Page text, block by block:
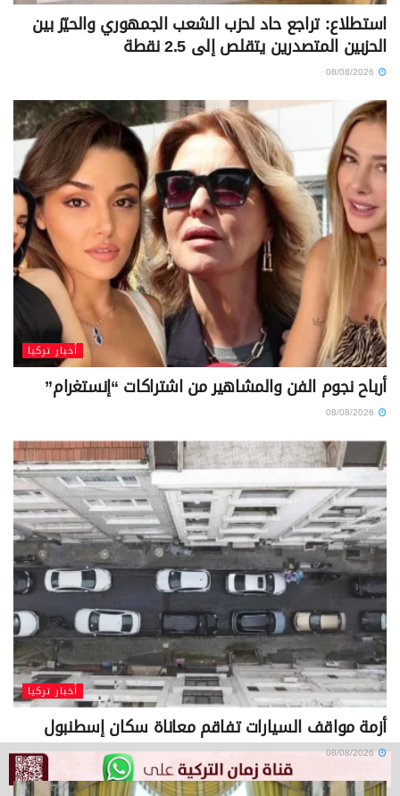
استطلاع: تراجع حاد لحزب الشعب الجمهوري والحيّز بين
الحزبين المتصدرين يتقلص إلى 2.5 نقطة
أخبار تركيا
أرباح نجوم الفن والمشاهير من اشتراكات “إنستغرام”
أخبار تركيا
أزمة مواقف السيارات تفاقم معاناة سكان إسطنبول
08/08/2026